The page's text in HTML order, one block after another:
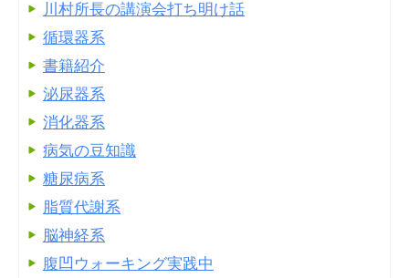
川村所長の講演会打ち明け話
循環器系
書籍紹介
泌尿器系
消化器系
病気の豆知識
糖尿病系
脂質代謝系
脳神経系
腹凹ウォーキング実践中